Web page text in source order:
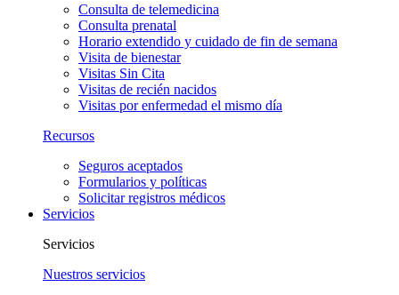
Consulta de telemedicina
Consulta prenatal
Horario extendido y cuidado de fin de semana
Visita de bienestar
Visitas Sin Cita
Visitas de recién nacidos
Visitas por enfermedad el mismo día
Recursos
Seguros aceptados
Formularios y políticas
Solicitar registros médicos
Servicios
Servicios
Nuestros servicios